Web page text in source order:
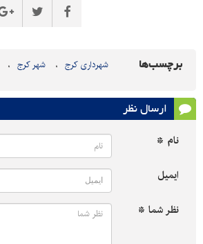
برچسب‌ها شهرداری کرج شهر کرج
ارسال نظر
نام *
ایمیل
نظر شما *